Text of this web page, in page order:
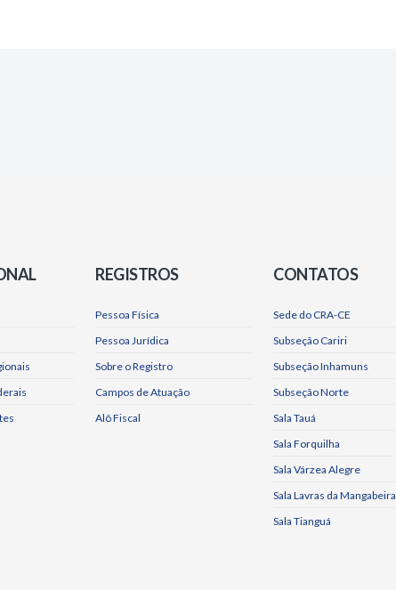
REGISTROS
Pessoa Física
Pessoa Jurídica
Sobre o Registro
Campos de Atuação
Alô Fiscal
CONTATOS
Sede do CRA-CE
Subseção Cariri
Subseção Inhamuns
Subseção Norte
Sala Tauá
Sala Forquilha
Sala Várzea Alegre
Sala Lavras da Mangabeira
Sala Tianguá